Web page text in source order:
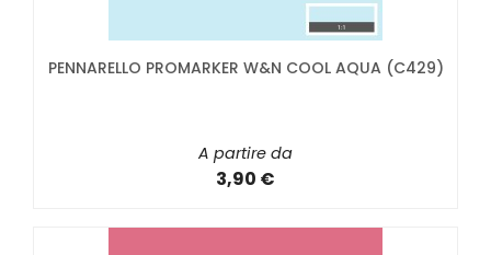
PENNARELLO PROMARKER W&N COOL AQUA (C429)
A partire da
3,90 €